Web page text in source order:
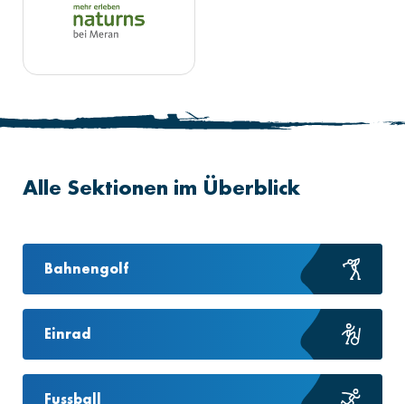
Alle Sektionen im Überblick
Bahnengolf
Einrad
Fussball